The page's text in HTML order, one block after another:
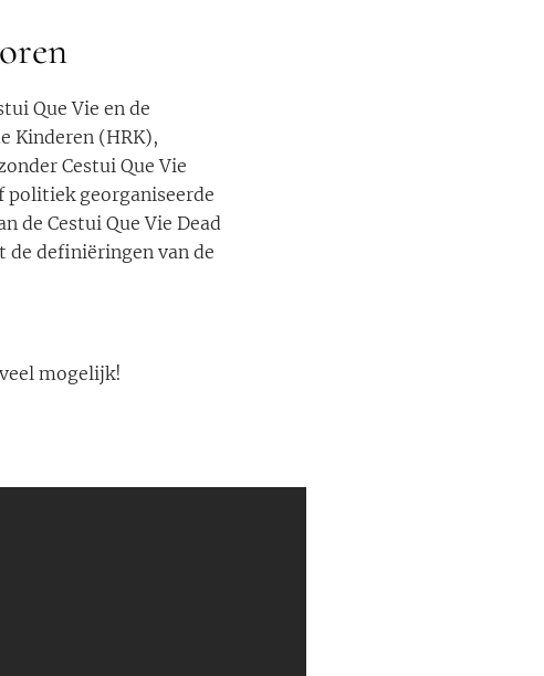
Que Vie en de
Kinderen (HRK),
Cestui Que Vie
georganiseerde
de Cestui Que Vie Dead
de definiëringen van de
mogelijk!